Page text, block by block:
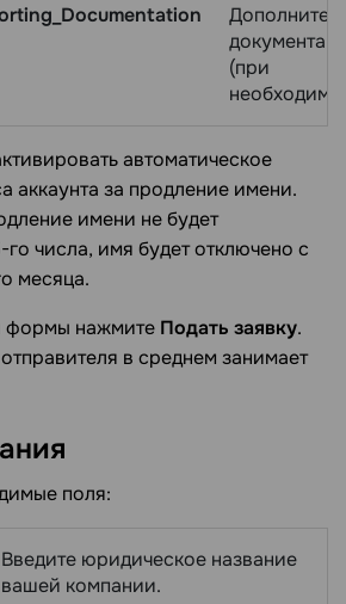
(при
автоматическое
аккаунта за продление имени.
имени не будет
числа, имя будет отключено с
месяца.
формы нажмите Подать заявку.
в среднем занимает
поля:
Введите юридическое название
вашей компании.